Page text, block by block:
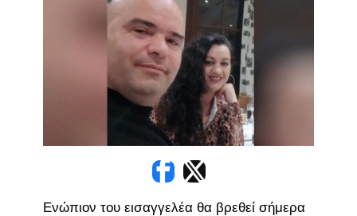
Ενώπιον του εισαγγελέα θα βρεθεί σήμερα